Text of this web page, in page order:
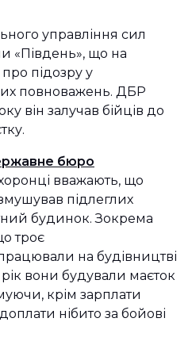
управління сил
«Південь», що на
підозру у
повноважень. ДБР
він залучав бійців до
бюро
вважають, що
підлеглих
будинок. Зокрема
троє
на будівництві
вони будували маєток
крім зарплати
нібито за бойові